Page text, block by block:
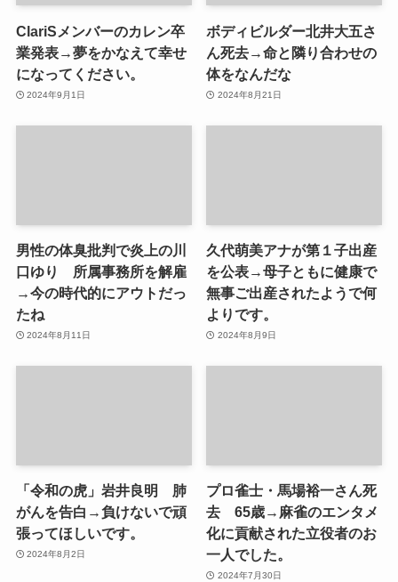
ClariSメンバーのカレン卒
業発表→夢をかなえて幸せ
になってください。
2024年9月1日
ボディビルダー北井大五さ
ん死去→命と隣り合わせの
体をなんだな
2024年8月21日
男性の体臭批判で炎上の川
口ゆり 所属事務所を解雇
→今の時代的にアウトだっ
たね
2024年8月11日
久代萌美アナが第１子出産
を公表→母子ともに健康で
無事ご出産されたようで何
よりです。
2024年8月9日
「令和の虎」岩井良明 肺
がんを告白→負けないで頑
張ってほしいです。
2024年8月2日
プロ雀士・馬場裕一さん死
去 65歳→麻雀のエンタメ
化に貢献された立役者のお
一人でした。
2024年7月30日